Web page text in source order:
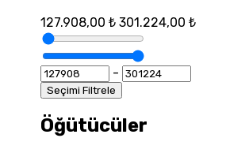
127.908,00 ₺ 301.224,00 ₺
-
Seçimi Filtrele
Öğütücüler